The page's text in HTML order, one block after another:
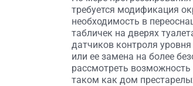
требуется модификация
необходимость в
табличек на дверях
датчиков контроля
или ее замена на более
рассмотреть
таком как дом